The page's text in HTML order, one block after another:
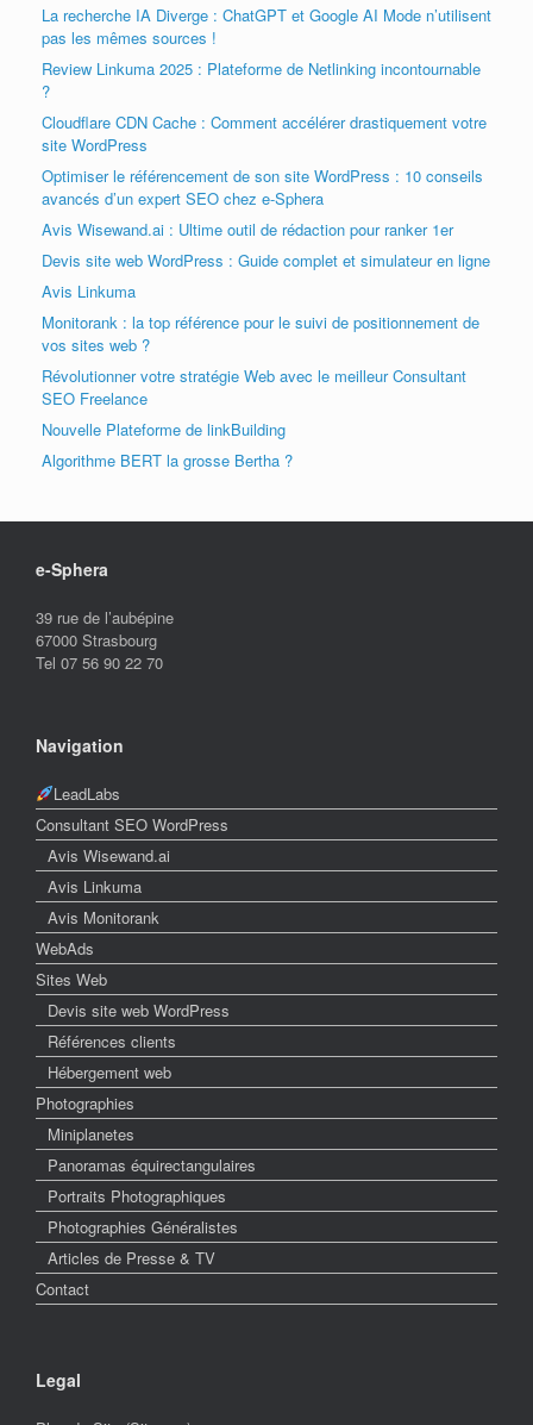
La recherche IA Diverge : ChatGPT et Google AI Mode n’utilisent
pas les mêmes sources !
Review Linkuma 2025 : Plateforme de Netlinking incontournable
?
Cloudflare CDN Cache : Comment accélérer drastiquement votre
site WordPress
Optimiser le référencement de son site WordPress : 10 conseils
avancés d’un expert SEO chez e-Sphera
Avis Wisewand.ai : Ultime outil de rédaction pour ranker 1er
Devis site web WordPress : Guide complet et simulateur en ligne
Avis Linkuma
Monitorank : la top référence pour le suivi de positionnement de
vos sites web ?
Révolutionner votre stratégie Web avec le meilleur Consultant
SEO Freelance
Nouvelle Plateforme de linkBuilding
Algorithme BERT la grosse Bertha ?
e-Sphera
39 rue de l’aubépine
67000 Strasbourg
Tel 07 56 90 22 70
Navigation
LeadLabs
Consultant SEO WordPress
Avis Wisewand.ai
Avis Linkuma
Avis Monitorank
WebAds
Sites Web
Devis site web WordPress
Références clients
Hébergement web
Photographies
Miniplanetes
Panoramas équirectangulaires
Portraits Photographiques
Photographies Généralistes
Articles de Presse & TV
Contact
Legal